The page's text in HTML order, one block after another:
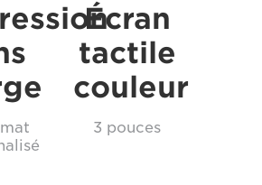
Écran
tactile
couleur
3 pouces